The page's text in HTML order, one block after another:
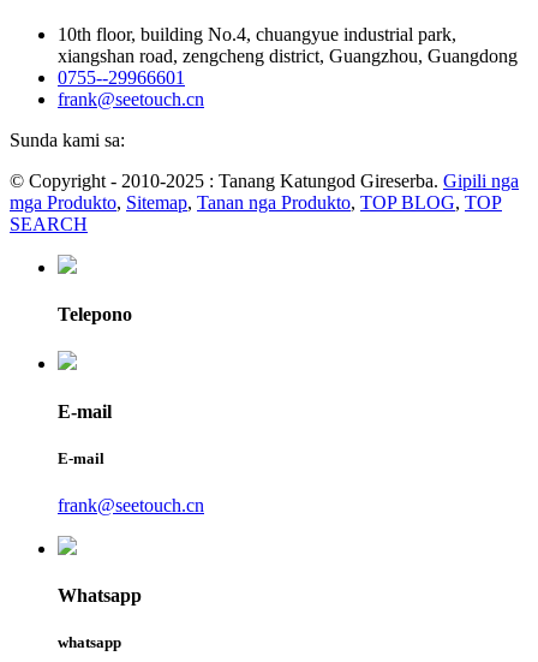
10th floor, building No.4, chuangyue industrial park,
xiangshan road, zengcheng district, Guangzhou, Guangdong
0755--29966601
frank@seetouch.cn
Sunda kami sa:
© Copyright - 2010-2025 : Tanang Katungod Gireserba. Gipili nga
mga Produkto, Sitemap, Tanan nga Produkto, TOP BLOG, TOP
SEARCH
Telepono
E-mail
E-mail
frank@seetouch.cn
Whatsapp
whatsapp